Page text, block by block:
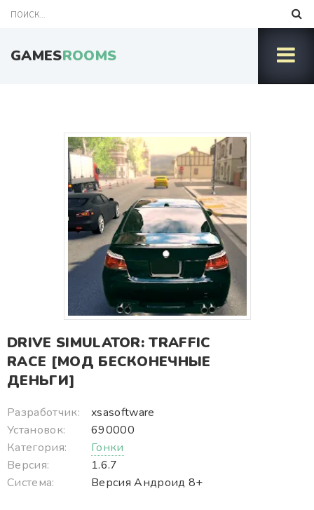
GAMESROOMS
DRIVE SIMULATOR: TRAFFIC
RACE [МОД БЕСКОНЕЧНЫЕ
ДЕНЬГИ]
Разработчик:
xsasoftware
Установок:
690000
Категория:
Гонки
Версия:
1.6.7
Система:
Версия Андроид 8+